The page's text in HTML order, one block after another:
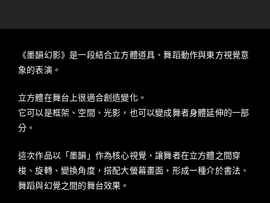
《墨韻幻影》是一段結合立方體道具、舞蹈動作與東方視覺意
象的表演。
立方體在舞台上很適合創造變化。
它可以是框架、空間、光影，也可以變成舞者身體延伸的一部
分。
這次作品以「墨韻」作為核心視覺，讓舞者在立方體之間穿
梭、旋轉、變換角度，搭配大螢幕畫面，形成一種介於書法、
舞蹈與幻覺之間的舞台效果。